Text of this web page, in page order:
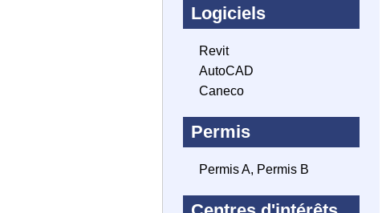
Logiciels
Revit
AutoCAD
Caneco
Permis
Permis A, Permis B